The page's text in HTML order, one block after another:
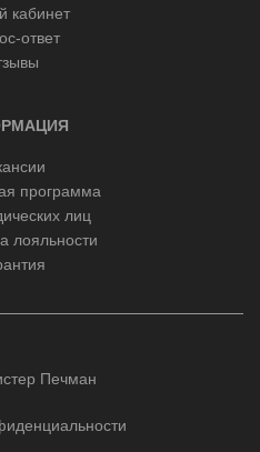
кабинет
ответ
программа
лиц
лояльности
Печман